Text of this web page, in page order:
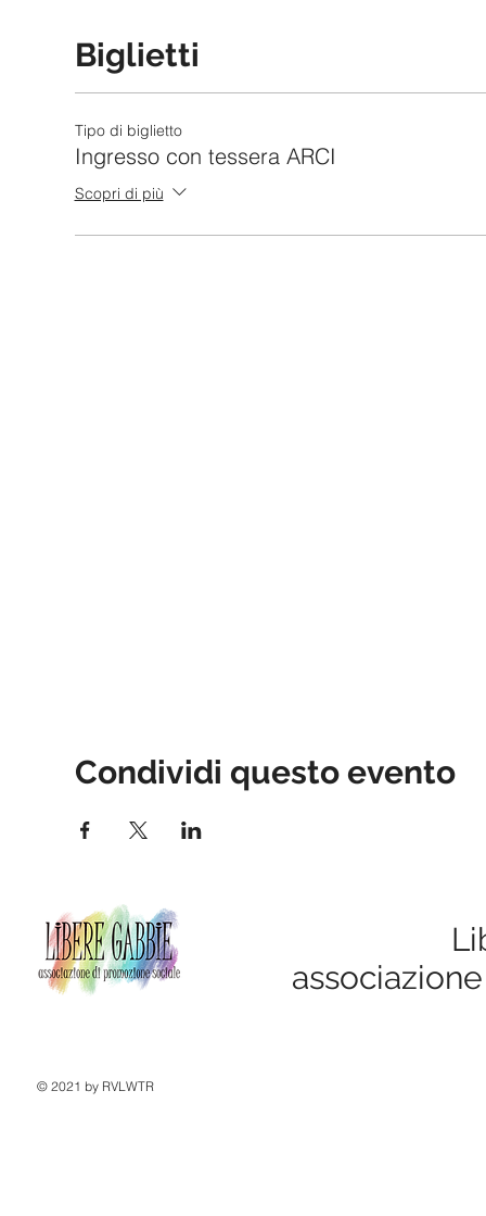
Biglietti
Tipo di biglietto
Ingresso con tessera ARCI
Scopri di più
Condividi questo evento
© 2021 by RVLWTR